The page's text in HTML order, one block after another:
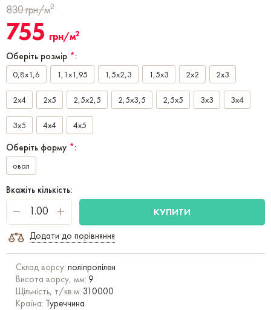
830грн/м2
755 грн/м2
Оберіть розмір *:
0,8x1,6 1,1x1,95 1,5x2,3 1,5x3 2x2 2x3
2x4 2x5 2,5x2,5 2,5x3,5 2,5x5 3x3 3x4
3x5 4x4 4x5
Оберіть форму *:
овал
Вкажіть кількість:
КУПИТИ
Додати до порівняння
Склад ворсу: поліпропілен
Висота ворсу, мм: 9
Щільність, т/кв.м: 310000
Країна: Туреччина